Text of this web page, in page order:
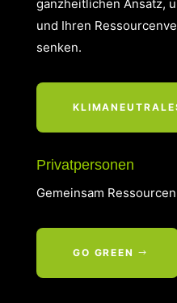
ganzheitlichen Ansatz,
und Ihren
senken.
Privatpersonen
Gemeinsam
GO GREEN